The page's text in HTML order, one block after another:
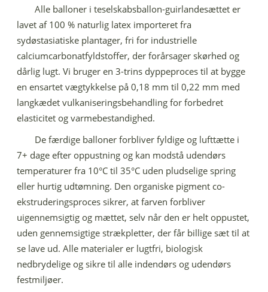
Alle balloner i teselskabsballon-guirlandesættet er
lavet af 100 % naturlig latex importeret fra
sydøstasiatiske plantager, fri for industrielle
calciumcarbonatfyldstoffer, der forårsager skørhed og
dårlig lugt. Vi bruger en 3-trins dyppeproces til at bygge
en ensartet vægtykkelse på 0,18 mm til 0,22 mm med
langkædet vulkaniseringsbehandling for forbedret
elasticitet og varmebestandighed.
De færdige balloner forbliver fyldige og lufttætte i
7+ dage efter oppustning og kan modstå udendørs
temperaturer fra 10°C til 35°C uden pludselige spring
eller hurtig udtømning. Den organiske pigment co-
ekstruderingsproces sikrer, at farven forbliver
uigennemsigtig og mættet, selv når den er helt oppustet,
uden gennemsigtige strækpletter, der får billige sæt til at
se lave ud. Alle materialer er lugtfri, biologisk
nedbrydelige og sikre til alle indendørs og udendørs
festmiljøer.